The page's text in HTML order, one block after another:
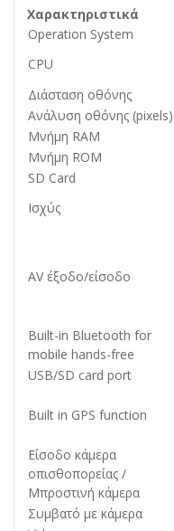
Χαρακτηριστικά
Operation System
CPU
Διάσταση οθόνης
Ανάλυση οθόνης (pixels)
Μνήμη RAM
Μνήμη ROM
SD Card
Ισχύς
AV έξοδο/είσοδο
Built-in Bluetooth for
mobile hands-free
USB/SD card port
Built in GPS function
Είσοδο κάμερα
οπισθοπορείας /
Μπροστινή κάμερα
Συμβατό με κάμερα